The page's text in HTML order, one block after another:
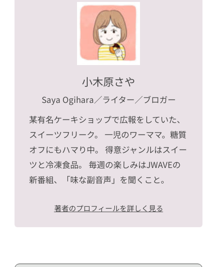
小木原さや
Saya Ogihara／ライター／ブロガー
某有名ケーキショップで広報をしていた、
スイーツフリーク。 一児のワーママ。糖質
オフにもハマり中。 得意ジャンルはスイー
ツと冷凍食品。 毎週の楽しみはJWAVEの
新番組、「味な副音声」を聞くこと。
著者のプロフィールを詳しく見る